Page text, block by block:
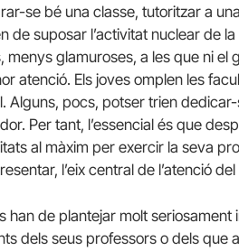
se bé una classe, tutoritzar a
de suposar l’activitat nuclear de
menys glamuroses, a les que ni
atenció. Els joves omplen les
Alguns, pocs, potser trien
Per tant, l’essencial és que
al màxim per exercir la seva
l’eix central de l’atenció
han de plantejar molt
dels seus professors o dels que